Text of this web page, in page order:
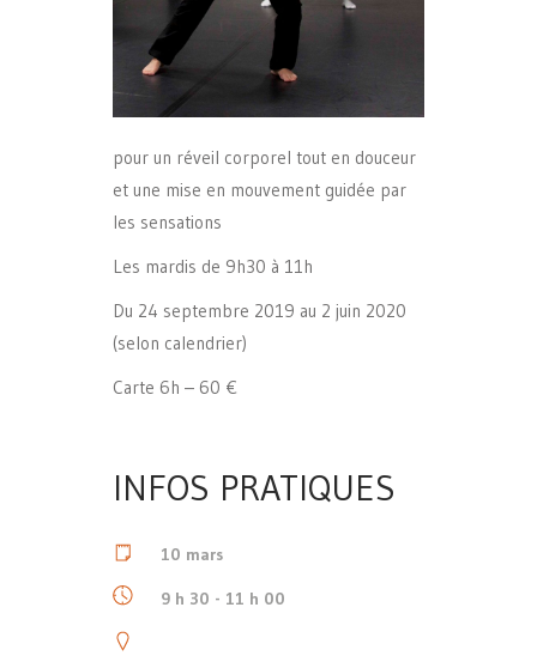
pour un réveil corporel tout en douceur
et une mise en mouvement guidée par
les sensations
Les mardis de 9h30 à 11h
Du 24 septembre 2019 au 2 juin 2020
(selon calendrier)
Carte 6h – 60 €
INFOS PRATIQUES
10 mars
9 h 30 - 11 h 00